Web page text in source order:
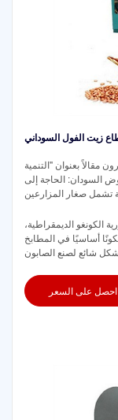
زيت الفول السوداني
إم وآخرون مقالاً بعنوان "التنمية
السودان: الحاجة إلى
الكونغو الديمقراطية،
أساسيًا في المطابخ
احصل على السعر